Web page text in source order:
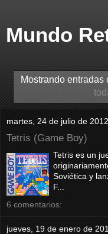
Mundo
Mostrando entradas
martes, 24 de julio de 2012
Tetris (Game Boy)
Tetris es un
Soviética y
F...
6 comentarios:
jueves, 19 de enero de